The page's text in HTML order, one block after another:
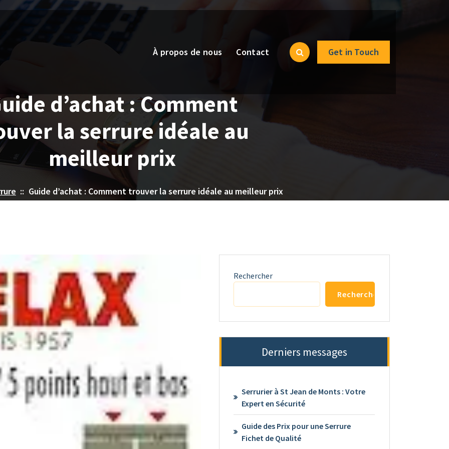
À propos de nous Contact Get in Touch
d’achat : Comment
la serrure idéale au
meilleur prix
:: Guide d’achat : Comment trouver la serrure idéale au meilleur prix
Rechercher
Rechercher
Derniers messages
Serrurier à St Jean de Monts : Votre
Expert en Sécurité
Guide des Prix pour une Serrure
Fichet de Qualité